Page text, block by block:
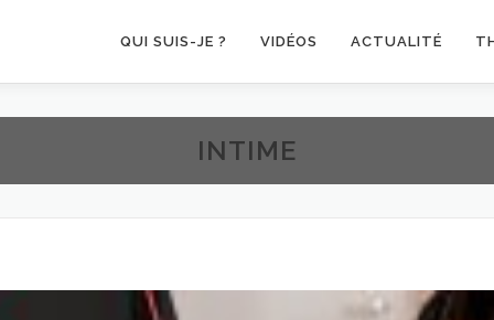
QUI SUIS-JE ? VIDÉOS ACTUALITÉ
INTIME